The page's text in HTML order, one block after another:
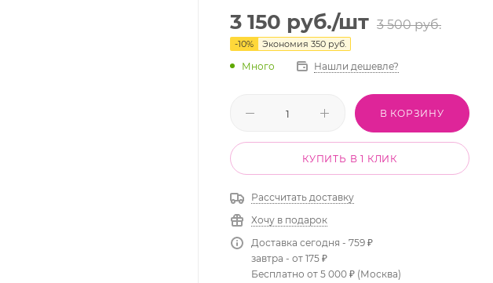
3 150 руб./шт 3 500руб.
-10% Экономия 350 руб.
Много Нашли дешевле?
В КОРЗИНУ
КУПИТЬ В 1 КЛИК
Рассчитать доставку
Хочу в подарок
Доставка сегодня - 759 ₽
завтра - от 175 ₽
Бесплатно от 5 000 ₽ (Москва)